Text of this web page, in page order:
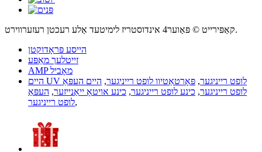
קאַפּירייט © פּאַוער4 אינדוסטריז לימיטעד אַלע רעכטן רעזערווירט.
הייסע פּראָדוקטן
זייטלעך מאַפּע
AMP מאָביל
היים UV לופט רייניגער, פּאָרטאַטיוו לופט רייניגער, היים העפּאַ
לופט רייניגער, כינע לופט רייניגער, כינע אויטאָ ייאַנייזער, העפּאַ
לופט רייניגער,